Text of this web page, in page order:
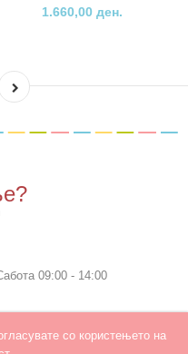
со користењето на
1.660,00 ден.
09:00 - 14:00